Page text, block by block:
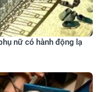
nữ có hành động lạ